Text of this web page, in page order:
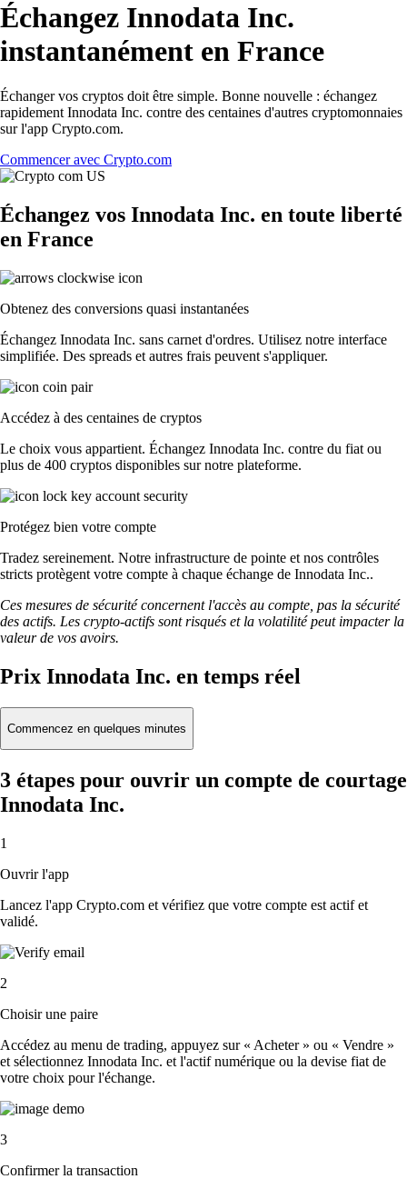
Échangez Innodata Inc.
instantanément en France
Échanger vos cryptos doit être simple. Bonne nouvelle : échangez
rapidement Innodata Inc. contre des centaines d'autres cryptomonnaies
sur l'app Crypto.com.
Commencer avec Crypto.com
Échangez vos Innodata Inc. en toute liberté
en France
Obtenez des conversions quasi instantanées
Échangez Innodata Inc. sans carnet d'ordres. Utilisez notre interface
simplifiée. Des spreads et autres frais peuvent s'appliquer.
Accédez à des centaines de cryptos
Le choix vous appartient. Échangez Innodata Inc. contre du fiat ou
plus de 400 cryptos disponibles sur notre plateforme.
Protégez bien votre compte
Tradez sereinement. Notre infrastructure de pointe et nos contrôles
stricts protègent votre compte à chaque échange de Innodata Inc..
Ces mesures de sécurité concernent l'accès au compte, pas la sécurité
des actifs. Les crypto-actifs sont risqués et la volatilité peut impacter la
valeur de vos avoirs.
Prix Innodata Inc. en temps réel
Commencez en quelques minutes
3 étapes pour ouvrir un compte de courtage
Innodata Inc.
1
Ouvrir l'app
Lancez l'app Crypto.com et vérifiez que votre compte est actif et
validé.
2
Choisir une paire
Accédez au menu de trading, appuyez sur « Acheter » ou « Vendre »
et sélectionnez Innodata Inc. et l'actif numérique ou la devise fiat de
votre choix pour l'échange.
3
Confirmer la transaction